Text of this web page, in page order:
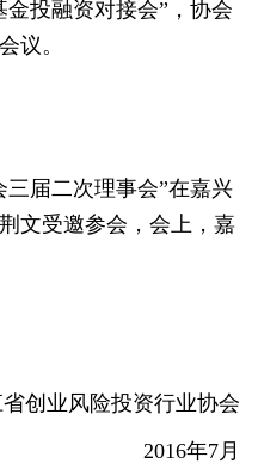
投融资对接会”，协会
议。
届二次理事会”在嘉兴
文受邀参会，会上，嘉
创业风险投资行业协会
2016年7月